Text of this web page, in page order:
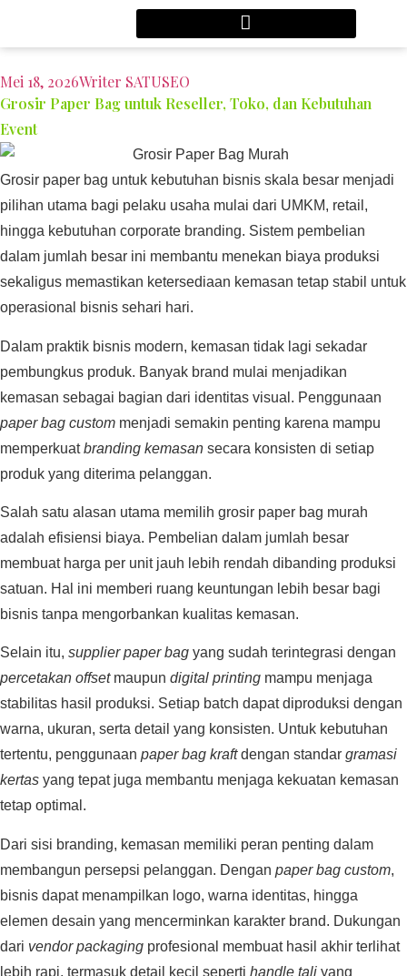
Mei 18, 2026Writer SATUSEO
Grosir Paper Bag untuk Reseller, Toko, dan Kebutuhan
Event
Grosir paper bag untuk kebutuhan bisnis skala besar menjadi
pilihan utama bagi pelaku usaha mulai dari UMKM, retail,
hingga kebutuhan corporate branding. Sistem pembelian
dalam jumlah besar ini membantu menekan biaya produksi
sekaligus memastikan ketersediaan kemasan tetap stabil untuk
operasional bisnis sehari hari.
Dalam praktik bisnis modern, kemasan tidak lagi sekadar
pembungkus produk. Banyak brand mulai menjadikan
kemasan sebagai bagian dari identitas visual. Penggunaan
paper bag custom menjadi semakin penting karena mampu
memperkuatbranding kemasan secara konsisten di setiap
produk yang diterima pelanggan.
Salah satu alasan utama memilih grosir paper bag murah
adalah efisiensi biaya. Pembelian dalam jumlah besar
membuat harga per unit jauh lebih rendah dibanding produksi
satuan. Hal ini memberi ruang keuntungan lebih besar bagi
bisnis tanpa mengorbankan kualitas kemasan.
Selain itu, supplier paper bag yang sudah terintegrasi dengan
percetakan offsetmaupun digital printing mampu menjaga
stabilitas hasil produksi. Setiap batch dapat diproduksi dengan
warna, ukuran, serta detail yang konsisten. Untuk kebutuhan
tertentu, penggunaan paper bag kraftdengan standar gramasi
kertas yang tepat juga membantu menjaga kekuatan kemasan
tetap optimal.
Dari sisi branding, kemasan memiliki peran penting dalam
membangun persepsi pelanggan. Dengan paper bag custom,
bisnis dapat menampilkan logo, warna identitas, hingga
elemen desain yang mencerminkan karakter brand. Dukungan
dari vendor packaging profesional membuat hasil akhir terlihat
lebih rapi, termasuk detail kecil seperti handle tali yang